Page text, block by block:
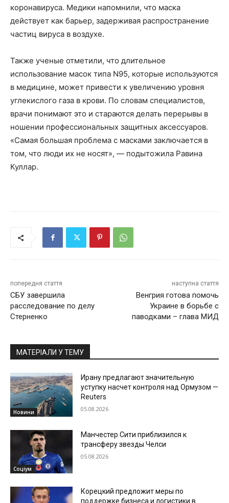
коронавируса. Медики напомнили, что маска
действует как барьер, задерживая распространение
частиц вируса в воздухе.
Также ученые отметили, что длительное
использование масок типа N95, которые используются
в медицине, может привести к увеличению уровня
углекислого газа в крови. По словам специалистов,
врачи понимают это и стараются делать перерывы в
ношении профессиональных защитных аксессуаров.
«Самая большая проблема с масками заключается в
том, что люди их не носят», — подытожила Равина
Куллар.
попередня стаття
СБУ завершила
расследование по делу
Стерненко
наступна стаття
Венгрия готова помочь
Украине в борьбе с
паводками – глава МИД
МАТЕРІАЛИ У ТЕМУ
Новини
Ирану предлагают значительную
уступку насчет контроля над Ормузом —
Reuters
05.08.2026
Соціум
Манчестер Сити приблизился к
трансферу звезды Челси
05.08.2026
Корецкий предложит меры по
поддержке бизнеса и логистики в